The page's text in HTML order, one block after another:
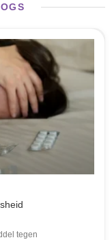
tegen